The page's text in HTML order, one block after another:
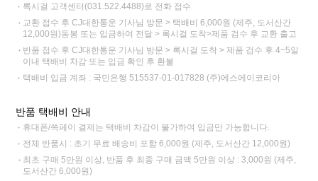
록시걸 고객센터(031.522.4488)로 전화 접수
교환 접수 후 CJ대한통운 기사님 방문 > 택배비 6,000원 (제주, 도서산간
12,000원)동봉 또는 입금하여 전달 > 록시걸 도착>제품 검수 후 교환 출고
반품 접수 후 CJ대한통운 기사님 방문 > 록시걸 도착 > 제품 검수 후 4~5일
이내 택배비 차감 또는 입금 확인 후 환불
택배비 입금 계좌 : 국민은행 515537-01-017828 (주)에스에이코리아
반품 택배비 안내
휴대폰/쓱페이 결제는 택배비 차감이 불가하여 입금만 가능합니다.
전체 반품시 : 초기 무료 배송비 포함 6,000원 (제주, 도서산간 12,000원)
최초 구매 5만원 이상, 반품 후 최종 구매 금액 5만원 이상 : 3,000원 (제주,
도서산간 6,000원)